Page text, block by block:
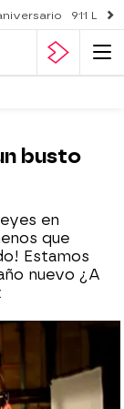
911
busto
en
que
Estamos
nuevo ¿A